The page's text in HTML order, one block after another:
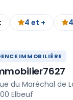
4 et +
IMMOBILIÈRE
du Maréchal de
Elbeuf